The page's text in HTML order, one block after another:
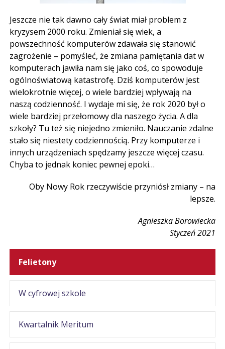
Jeszcze nie tak dawno cały świat miał problem z
kryzysem 2000 roku. Zmieniał się wiek, a
powszechność komputerów zdawała się stanowić
zagrożenie – pomyśleć, że zmiana pamiętania dat w
komputerach jawiła nam się jako coś, co spowoduje
ogólnoświatową katastrofę. Dziś komputerów jest
wielokrotnie więcej, o wiele bardziej wpływają na
naszą codzienność. I wydaje mi się, że rok 2020 był o
wiele bardziej przełomowy dla naszego życia. A dla
szkoły? Tu też się niejedno zmieniło. Nauczanie zdalne
stało się niestety codziennością. Przy komputerze i
innych urządzeniach spędzamy jeszcze więcej czasu.
Chyba to jednak koniec pewnej epoki…
Oby Nowy Rok rzeczywiście przyniósł zmiany – na
lepsze.
Agnieszka Borowiecka
Styczeń 2021
Felietony
W cyfrowej szkole
Kwartalnik Meritum